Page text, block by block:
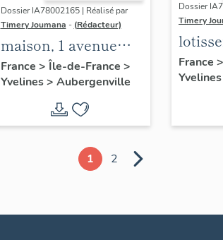
Dossier IA78002165 | Réalisé par
Timery Joumana - (Rédacteur)
maison, 1 avenue
Albert 1er
France > Île-de-France >
Yvelines> Aubergenville
Dossier
Timery
France >
Yvelines
1 2